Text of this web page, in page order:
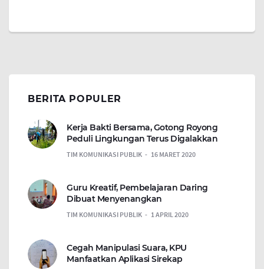
BERITA POPULER
Kerja Bakti Bersama, Gotong Royong
Peduli Lingkungan Terus Digalakkan
TIM KOMUNIKASI PUBLIK 16 MARET 2020
Guru Kreatif, Pembelajaran Daring
Dibuat Menyenangkan
TIM KOMUNIKASI PUBLIK 1 APRIL 2020
Cegah Manipulasi Suara, KPU
Manfaatkan Aplikasi Sirekap